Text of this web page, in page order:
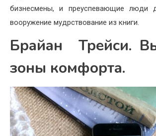
бизнесмены, и преуспевающие люди
вооружение мудрствование из книги.
Брайан Трейси.
зоны комфорта.